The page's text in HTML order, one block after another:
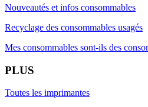
Nouveautés et infos consommables
Recyclage des consommables usagés
Mes consommables sont-ils des
PLUS
Toutes les imprimantes